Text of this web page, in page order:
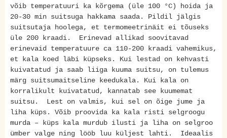
võib temperatuuri ka kõrgema (üle 100 °C) hoida ja
20-30 min suitsuga hakkama saada. Pildil jälgis
suitsutaja hoolega, et termomeetrinäit ei tõuseks
üle 200 kraadi. Erinevad allikad soovitavad
erinevaid temperatuure ca 110-200 kraadi vahemikus,
et kala koed läbi küpseks. Kui lestad on kehvasti
kuivatatud ja saab liiga kuuma suitsu, on tulemus
märg suitsumaitseline keedukala. Kui kala on
korralikult kuivatatud, kannatab see kuumemat
suitsu. Lest on valmis, kui sel on õige jume ja
liha küps. Võib proovida ka kala risti selgroogu
murda – küps kala murdub ilusti ja liha on selgroo
ümber valge ning lööb luu küljest lahti. Ideaalis